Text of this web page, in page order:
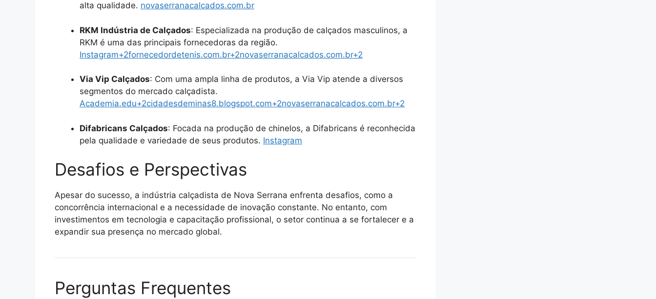
alta qualidade. novaserranacalcados.com.br
RKM Indústria de Calçados: Especializada na produção de calçados masculinos, a
RKM é uma das principais fornecedoras da região.
Instagram+2fornecedordetenis.com.br+2novaserranacalcados.com.br+2
Via Vip Calçados: Com uma ampla linha de produtos, a Via Vip atende a diversos
segmentos do mercado calçadista.
Academia.edu+2cidadesdeminas8.blogspot.com+2novaserranacalcados.com.br+2
Difabricans Calçados: Focada na produção de chinelos, a Difabricans é reconhecida
pela qualidade e variedade de seus produtos. Instagram
Desafios e Perspectivas
Apesar do sucesso, a indústria calçadista de Nova Serrana enfrenta desafios, como a
concorrência internacional e a necessidade de inovação constante. No entanto, com
investimentos em tecnologia e capacitação profissional, o setor continua a se fortalecer e a
expandir sua presença no mercado global.
Perguntas Frequentes